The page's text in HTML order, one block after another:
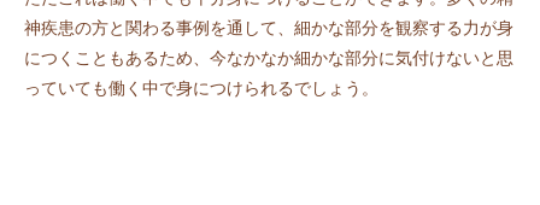
神疾患の方と関わる事例を通して、細かな部分を観察する力が身
につくこともあるため、今なかなか細かな部分に気付けないと思
っていても働く中で身につけられるでしょう。